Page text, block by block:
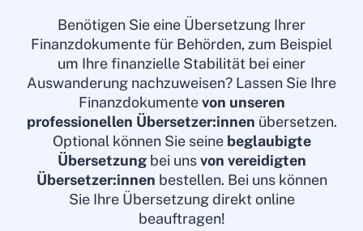
Benötigen Sie eine Übersetzung Ihrer
Finanzdokumente für Behörden, zum Beispiel
um Ihre finanzielle Stabilität bei einer
Auswanderung nachzuweisen? Lassen Sie Ihre
Finanzdokumentevon unseren
professionellen Übersetzer:innen übersetzen.
Optional können Sie seine beglaubigte
Übersetzungbei unsvon vereidigten
Übersetzer:innen bestellen. Bei uns können
Sie Ihre Übersetzung direkt online
beauftragen!